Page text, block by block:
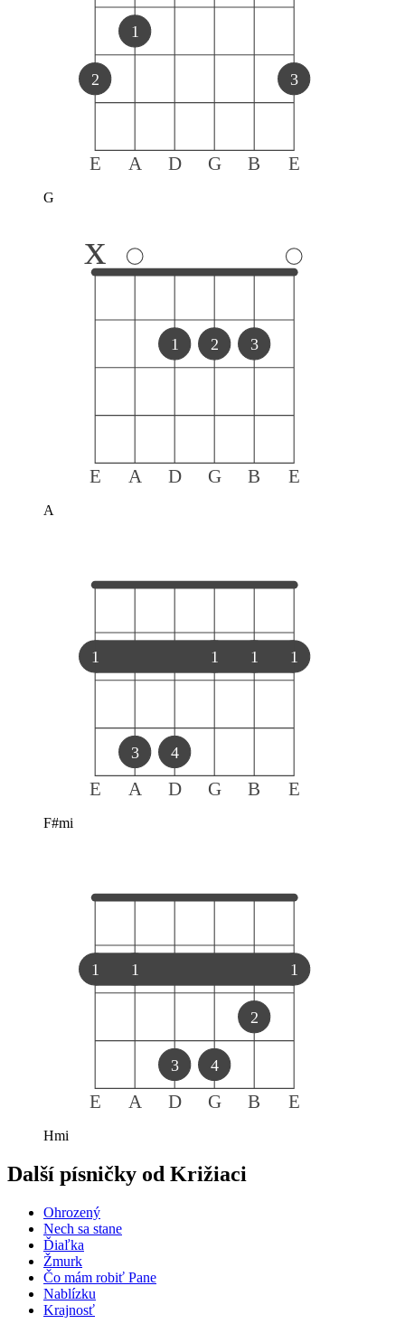
E A D G B E
2
1
3
G
E A D G B E
x
1 2 3
A
E A D G B E
1 1 1 1
3 4
F#mi
E A D G B E
1 1 1
3 4
2
Hmi
Další písničky od Križiaci
Ohrozený
Nech sa stane
Ďiaľka
Žmurk
Čo mám robiť Pane
Nablízku
Krajnosť